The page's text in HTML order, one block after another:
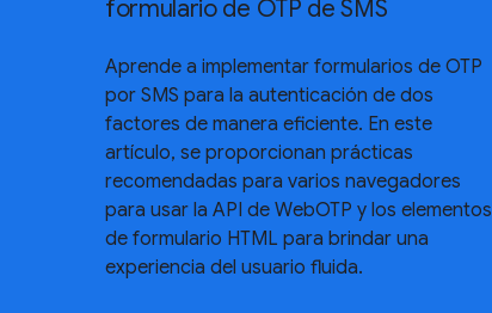
formulario de OTP de SMS
Aprende a implementar formularios de OTP
por SMS para la autenticación de dos
factores de manera eficiente. En este
artículo, se proporcionan prácticas
recomendadas para varios navegadores
para usar la API de WebOTP y los elementos
de formulario HTML para brindar una
experiencia del usuario fluida.